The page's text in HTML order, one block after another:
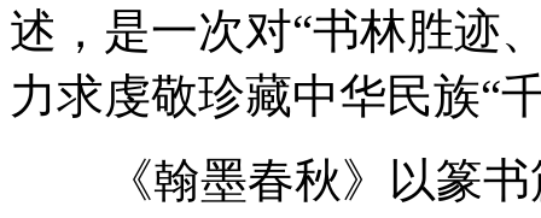
述，是一次对“书林胜迹
力求虔敬珍藏中华民族“
《翰墨春秋》以篆书